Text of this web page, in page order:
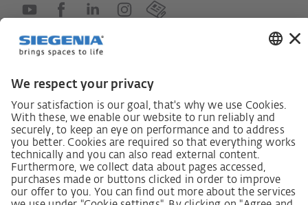
Lieferkettensorgfaltspflichtengesetz
LkSG-Merkblatt für Lieferanten
Grundsatzerklärung Menschenrechtsstrategie
Beschwerdeverfahren
Impressum AGB
Datenschutz